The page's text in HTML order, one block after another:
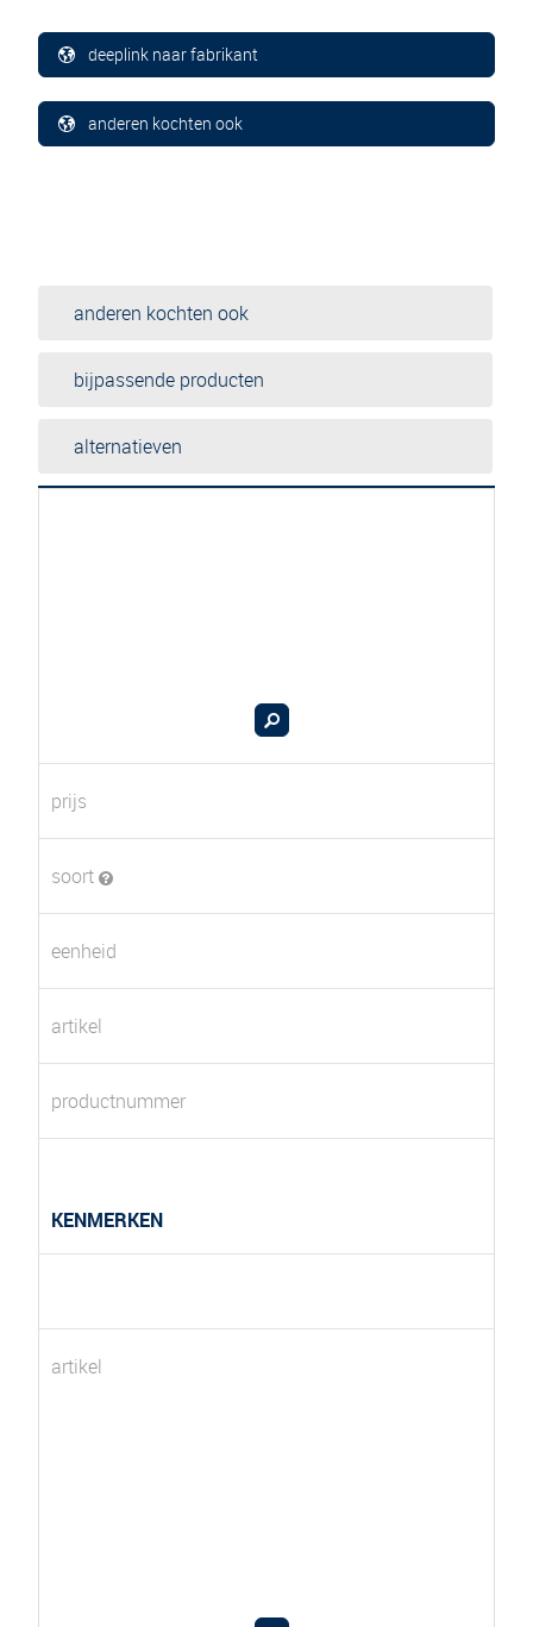
deeplink naar fabrikant
anderen kochten ook
anderen kochten ook
bijpassende producten
alternatieven
prijs
soort
eenheid
artikel
productnummer
KENMERKEN
artikel